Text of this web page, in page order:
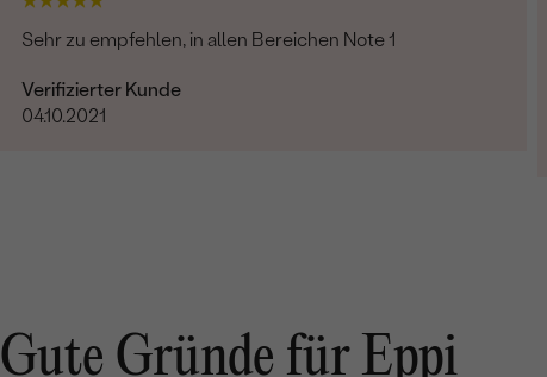
Sehr zu empfehlen, in allen Bereichen Note 1
Verifizierter Kunde
04.10.2021
Gute Gründe für Eppi